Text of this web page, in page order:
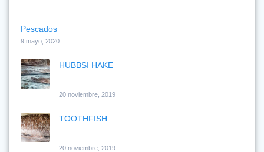
Pescados
9 mayo, 2020
HUBBSI HAKE
20 noviembre, 2019
TOOTHFISH
20 noviembre, 2019